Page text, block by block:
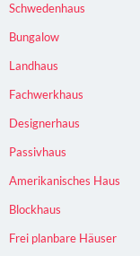
Schwedenhaus
Bungalow
Landhaus
Fachwerkhaus
Designerhaus
Passivhaus
Amerikanisches Haus
Blockhaus
Frei planbare Häuser